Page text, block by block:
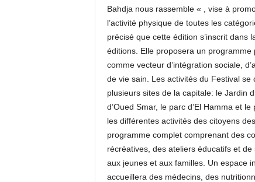
Bahdja nous rassemble « , vise à
l’activité physique de toutes les
précisé que cette édition s’inscrit
éditions. Elle proposera un programme
comme vecteur d’intégration sociale,
de vie sain. Les activités du Festival
plusieurs sites de la capitale: le Jardin
d’Oued Smar, le parc d’El Hamma et
les différentes activités des citoyens
programme complet comprenant des
récréatives, des ateliers éducatifs et
aux jeunes et aux familles. Un espace
accueillera des médecins, des